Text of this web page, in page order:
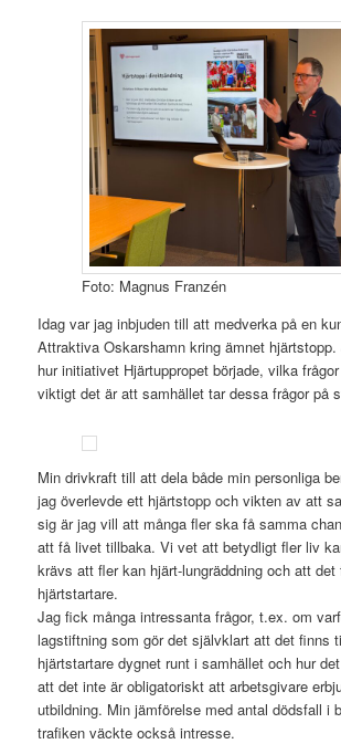
Foto: Magnus Franzén
Idag var jag inbjuden till att medverka på en
Attraktiva Oskarshamn kring ämnet
hur initiativet Hjärtuppropet började, vilka
viktigt det är att samhället tar dessa frågor på
Min drivkraft till att dela både min personliga
jag överlevde ett hjärtstopp och vikten av att
sig är jag vill att många fler ska få samma
att få livet tillbaka. Vi vet att betydligt fler liv
krävs att fler kan hjärt-lungräddning och att
hjärtstartare.
Jag fick många intressanta frågor, t.ex. om
lagstiftning som gör det självklart att det finns
hjärtstartare dygnet runt i samhället och hur
att det inte är obligatoriskt att arbetsgivare
utbildning. Min jämförelse med antal dödsfall i
trafiken väckte också intresse.